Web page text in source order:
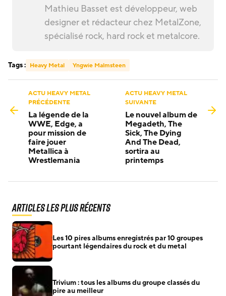
Mathieu Basset est développeur, web
designer et rédacteur chez MetalZone,
spécialisé rock, hard rock et metalcore.
Tags : Heavy Metal Yngwie Malmsteen
ACTU HEAVY METAL
PRÉCÉDENTE
La légende de la
WWE, Edge, a
pour mission de
faire jouer
Metallica à
Wrestlemania
ACTU HEAVY METAL
SUIVANTE
Le nouvel album de
Megadeth, The
Sick, The Dying
And The Dead,
sortira au
printemps
Articles les plus récents
Les 10 pires albums enregistrés par 10 groupes
pourtant légendaires du rock et du metal
Trivium : tous les albums du groupe classés du
pire au meilleur